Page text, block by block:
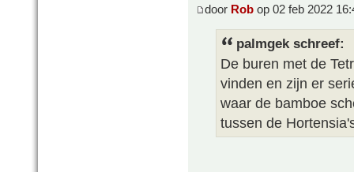
door Rob op 02 feb 2022
palmgek schreef:
De buren met de
vinden en zijn er
waar de bamboe
tussen de